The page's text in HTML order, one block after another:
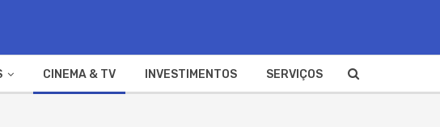
CINEMA & TV INVESTIMENTOS SERVIÇOS